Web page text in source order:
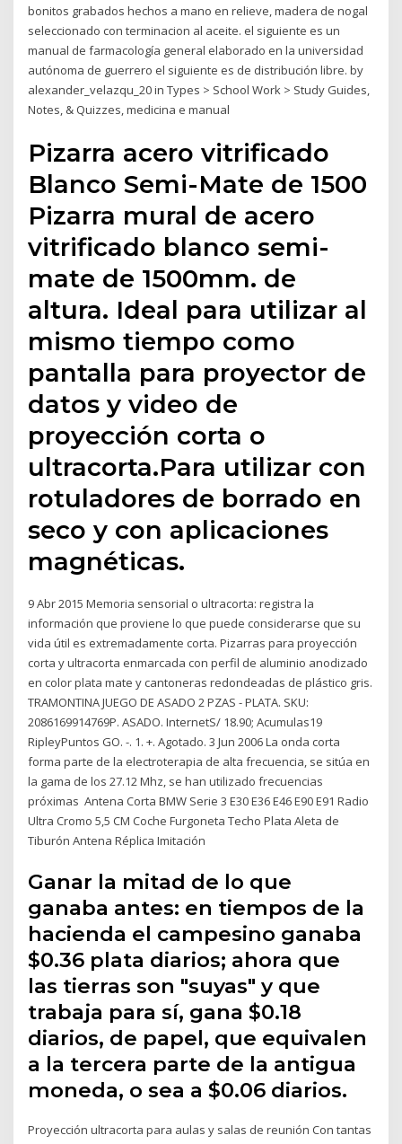
bonitos grabados hechos a mano en relieve, madera de nogal
seleccionado con terminacion al aceite. el siguiente es un
manual de farmacología general elaborado en la universidad
autónoma de guerrero el siguiente es de distribución libre. by
alexander_velazqu_20 in Types > School Work > Study Guides,
Notes, & Quizzes, medicina e manual
Pizarra acero vitrificado
Blanco Semi-Mate de 1500
Pizarra mural de acero
vitrificado blanco semi-
mate de 1500mm. de
altura. Ideal para utilizar al
mismo tiempo como
pantalla para proyector de
datos y video de
proyección corta o
ultracorta.Para utilizar con
rotuladores de borrado en
seco y con aplicaciones
magnéticas.
9 Abr 2015 Memoria sensorial o ultracorta: registra la
información que proviene lo que puede considerarse que su
vida útil es extremadamente corta. Pizarras para proyección
corta y ultracorta enmarcada con perfil de aluminio anodizado
en color plata mate y cantoneras redondeadas de plástico gris.
TRAMONTINA JUEGO DE ASADO 2 PZAS - PLATA. SKU:
2086169914769P. ASADO. InternetS/ 18.90; Acumulas19
RipleyPuntos GO. -. 1. +. Agotado. 3 Jun 2006 La onda corta
forma parte de la electroterapia de alta frecuencia, se sitúa en
la gama de los 27.12 Mhz, se han utilizado frecuencias
próximas Antena Corta BMW Serie 3 E30 E36 E46 E90 E91 Radio
Ultra Cromo 5,5 CM Coche Furgoneta Techo Plata Aleta de
Tiburón Antena Réplica Imitación
Ganar la mitad de lo que
ganaba antes: en tiempos de la
hacienda el campesino ganaba
$0.36 plata diarios; ahora que
las tierras son "suyas" y que
trabaja para sí, gana $0.18
diarios, de papel, que equivalen
a la tercera parte de la antigua
moneda, o sea a $0.06 diarios.
Proyección ultracorta para aulas y salas de reunión Con tantas